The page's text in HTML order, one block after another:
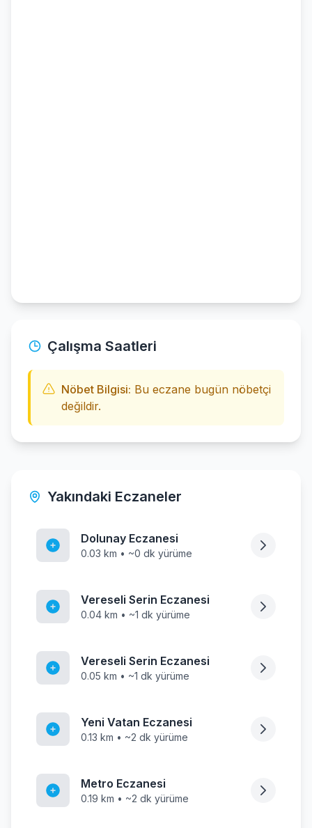
Çalışma Saatleri
Nöbet Bilgisi: Bu eczane bugün nöbetçi
değildir.
Yakındaki Eczaneler
Dolunay Eczanesi
0.03 km • ~0 dk yürüme
Vereseli Serin Eczanesi
0.04 km • ~1 dk yürüme
Vereseli Serin Eczanesi
0.05 km • ~1 dk yürüme
Yeni Vatan Eczanesi
0.13 km • ~2 dk yürüme
Metro Eczanesi
0.19 km • ~2 dk yürüme